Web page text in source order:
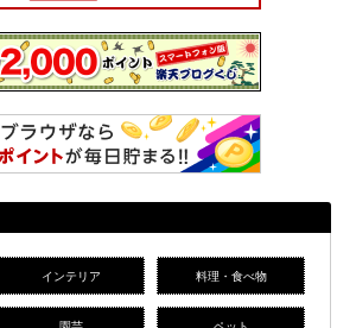
インテリア 料理・食べ物